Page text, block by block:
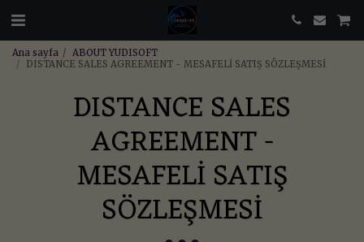
Ana sayfa
ABOUT YUDISOFT
DISTANCE SALES AGREEMENT - MESAFELİ SATIŞ SÖZLEŞMESİ
DISTANCE SALES
AGREEMENT -
MESAFELİ SATIŞ
SÖZLEŞMESİ